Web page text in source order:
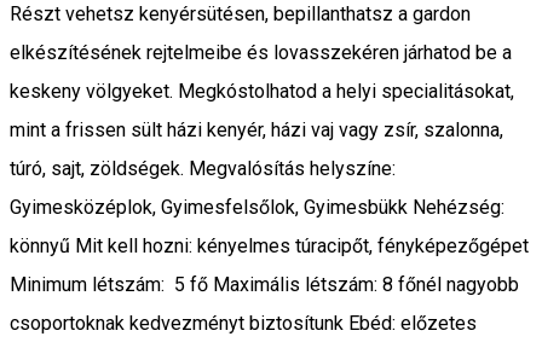
Részt vehetsz kenyérsütésen, bepillanthatsz a gardon
elkészítésének rejtelmeibe és lovasszekéren járhatod be a
keskeny völgyeket. Megkóstolhatod a helyi specialitásokat,
mint a frissen sült házi kenyér, házi vaj vagy zsír, szalonna,
túró, sajt, zöldségek. Megvalósítás helyszíne:
Gyimesközéplok, Gyimesfelsőlok, Gyimesbükk Nehézség:
könnyű Mit kell hozni: kényelmes túracipőt, fényképezőgépet
Minimum létszám: 5 fő Maximális létszám: 8 főnél nagyobb
csoportoknak kedvezményt biztosítunk Ebéd: előzetes